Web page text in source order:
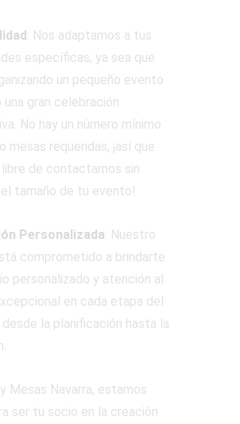
: Nos adaptamos a tus
específicas, ya sea que
un pequeño evento
una gran celebración
No hay un número mínimo
mesas requeridas, ¡así que
de contactarnos sin
tamaño de tu evento!
Personalizada: Nuestro
comprometido a brindarte
personalizado y atención al
en cada etapa del
la planificación hasta la
Mesas Navarra, estamos
ser tu socio en la creación